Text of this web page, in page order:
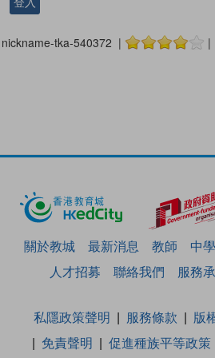
登入
nickname-tka-540372 | |
關於教城 最新消息 教師 中
人才招募
聯絡我們 服務
私隱政策聲明 服務條款
版
免責聲明
促進種族平等政策